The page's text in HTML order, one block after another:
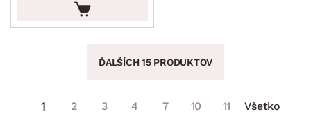
ĎALŠÍCH 15 PRODUKTOV
1 2 3 4 7 10 11 Všetko